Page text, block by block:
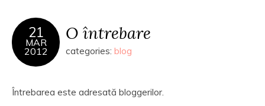
21
MAR
2012
O întrebare
categories: blog
Întrebarea este adresată bloggerilor.